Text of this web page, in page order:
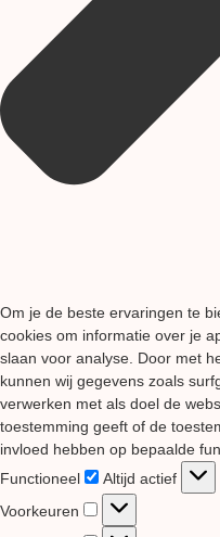
Om je de beste ervaringen te
cookies om informatie over je
slaan voor analyse. Door met
kunnen wij gegevens zoals
verwerken met als doel de
toestemming geeft of de
invloed hebben op bepaalde
Functioneel
Functioneel
Altijd actief
Voorkeuren
Voorkeuren